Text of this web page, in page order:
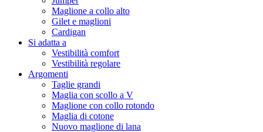
Maglione a collo alto
Gilet e maglioni
Cardigan
Si adatta a
Vestibilità comfort
Vestibilità regolare
Argomenti
Taglie grandi
Maglia con scollo a V
Maglione con collo rotondo
Maglia di cotone
Nuovo maglione di lana